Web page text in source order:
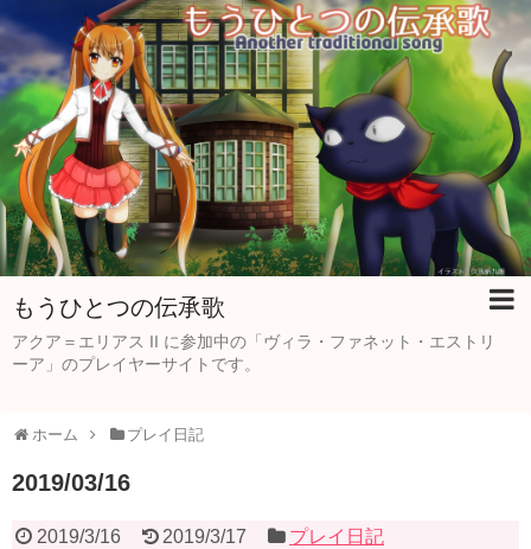
もうひとつの伝承歌
アクア＝エリアス II に参加中の「ヴィラ・ファネット・エストリ
ーア」のプレイヤーサイトです。
ホーム プレイ日記
2019/03/16
2019/3/16 2019/3/17 プレイ日記